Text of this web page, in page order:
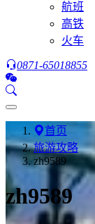
航班
高铁
火车
0871-65018855
首页
旅游攻略
zh9589
zh9589